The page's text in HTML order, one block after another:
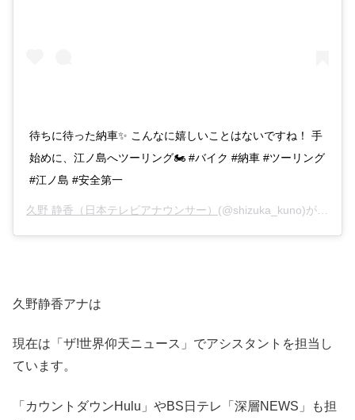
待ちに待った納車✨ こんなに嬉しいことはないですね！ 手
始めに、江ノ島へツーリング🏍 #バイク #納車 #ツーリング
#江ノ島 #安全第一
久野 静香（日本テレビアナウンサー） (@shizuka_kuno)がシェアした投稿 –
久野静香アナは
現在は「ザ!世界仰天ニュース」でアシスタントを担当し
ています。
「カウントダウンHulu」やBS日テレ「深層NEWS」も担